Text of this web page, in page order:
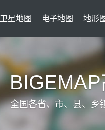
卫星地图 电子地图 地形
全国各省、市、县、乡